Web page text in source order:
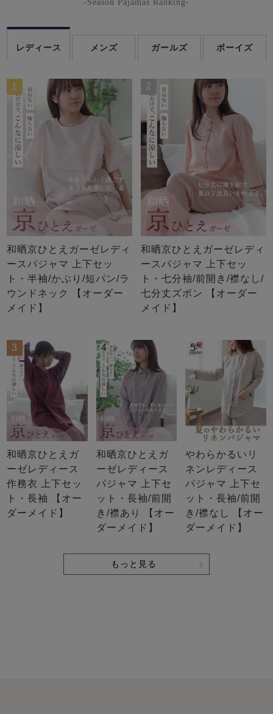
-Season Pajamas Ranking-
レディース メンズ ガールズ ボーイズ
1
和晒京ひとえガーゼレディ
ースパジャマ 上下セッ
ト・半袖/かぶり/短パン/ラ
ウンドネック 【オーダー
メイド】
2
和晒京ひとえガーゼレディ
ースパジャマ 上下セッ
ト・七分袖/前開き/襟なし/
七分丈ズボン 【オーダー
メイド】
3
和晒京ひとえガ
ーゼレディース
作務衣 上下セッ
ト・長袖 【オー
ダーメイド】
4
和晒京ひとえガ
ーゼレディース
パジャマ 上下セ
ット・長袖/前開
き/襟あり 【オー
ダーメイド】
5
やわらかるいリ
ネンレディース
パジャマ 上下セ
ット・長袖/前開
き/襟なし 【オー
ダーメイド】
もっと見る